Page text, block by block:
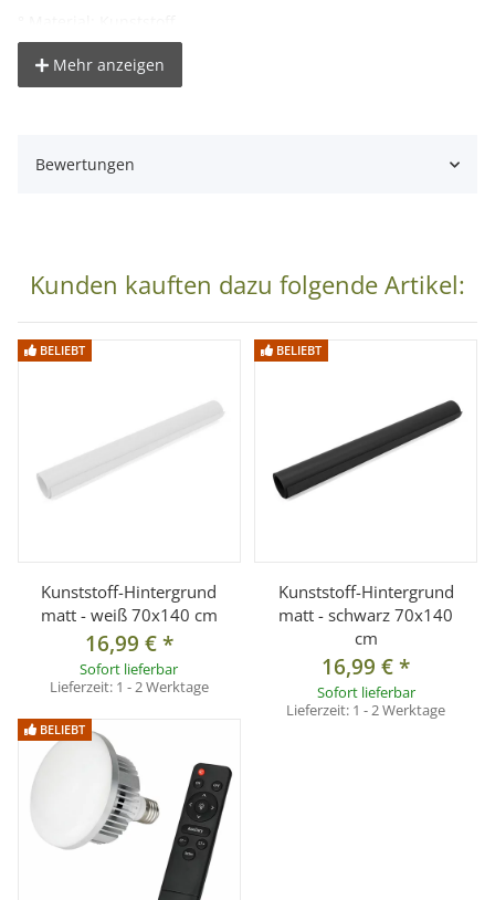
Lieferumfang:
Mehr anzeigen
Bewertungen
Kunden kauften dazu folgende Artikel:
BELIEBT
Kunststoff-Hintergrund
matt - weiß 70x140 cm
16,99 €*
Sofort lieferbar
Lieferzeit: 1 - 2 Werktage
BELIEBT
Kunststoff-Hintergrund
matt - schwarz 70x140
cm
16,99 €*
Sofort lieferbar
Lieferzeit: 1 - 2 Werktage
BELIEBT